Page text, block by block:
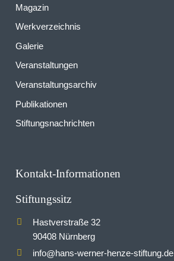
Magazin
Werkverzeichnis
Galerie
Veranstaltungen
Veranstaltungsarchiv
Publikationen
Stiftungsnachrichten
Kontakt-Informationen
Stiftungssitz
Hastverstraße 32
90408 Nürnberg
info@hans-werner-henze-stiftung.de